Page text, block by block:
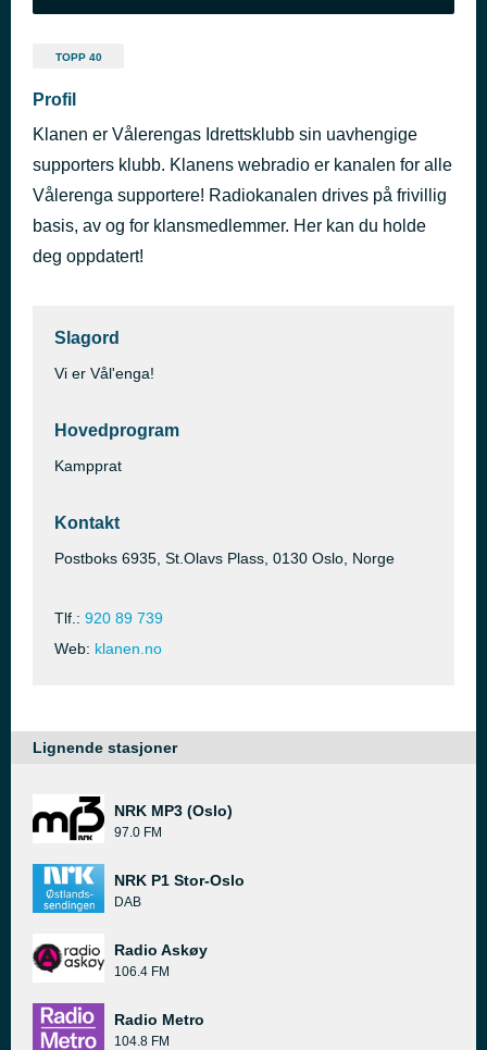
TOPP 40
Profil
Klanen er Vålerengas Idrettsklubb sin uavhengige
supporters klubb. Klanens webradio er kanalen for alle
Vålerenga supportere! Radiokanalen drives på frivillig
basis, av og for klansmedlemmer. Her kan du holde
deg oppdatert!
Slagord
Vi er Vål'enga!
Hovedprogram
Kampprat
Kontakt
Postboks 6935, St.Olavs Plass, 0130 Oslo, Norge
Tlf.: 920 89 739
Web: klanen.no
Lignende stasjoner
NRK MP3 (Oslo)
97.0 FM
NRK P1 Stor-Oslo
DAB
Radio Askøy
106.4 FM
Radio Metro
104.8 FM